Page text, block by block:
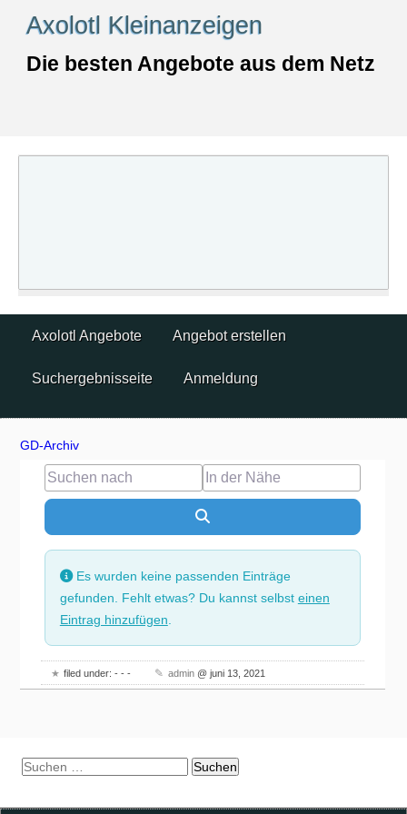
content
Axolotl Kleinanzeigen
Die besten Angebote aus dem Netz
content
Axolotl Angebote Angebot erstellen
Suchergebnisseite Anmeldung
GD-Archiv
Suchen nach In der Nähe
Es wurden keine passenden Einträge
gefunden. Fehlt etwas? Du kannst selbst einen
Eintrag hinzufügen
filed under: - - - admin @ juni 13, 2021
Suchen